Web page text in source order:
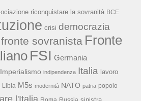
riconquistare la sovranità BCE
crisi democrazia
fronte sovranista Fronte
FSI Germania
Imperialismo indipendenza Italia lavoro
Libia M5s modernità NATO patria popolo